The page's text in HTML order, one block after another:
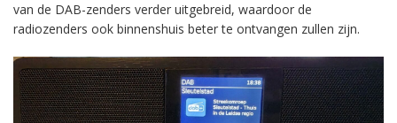
van de DAB-zenders verder uitgebreid, waardoor de
radiozenders ook binnenshuis beter te ontvangen zullen zijn.